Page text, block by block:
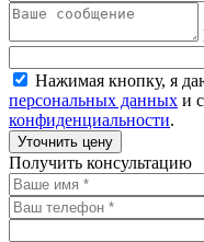
Нажимая кнопку, я
персональных данных и
конфиденциальности.
Уточнить цену
Получить консультацию